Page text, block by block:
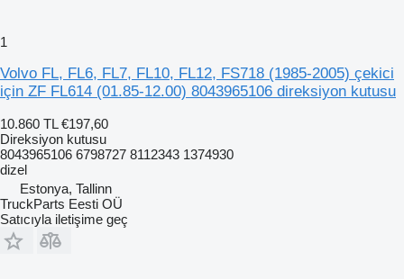
1
Volvo FL, FL6, FL7, FL10, FL12, FS718 (1985-2005) çekici
için ZF FL614 (01.85-12.00) 8043965106 direksiyon kutusu
10.860 TL €197,60
Direksiyon kutusu
8043965106 6798727 8112343 1374930
dizel
Estonya, Tallinn
TruckParts Eesti OÜ
Satıcıyla iletişime geç